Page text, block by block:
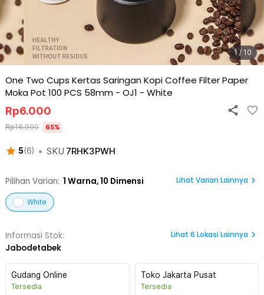
1 / 10
One Two Cups Kertas Saringan Kopi Coffee Filter Paper
Moka Pot 100 PCS 58mm - OJ1 - White
5(6) • SKU 7RHK3PWH
Rp6.000
Rp16.900 65%
Pilihan Varian: 1 Warna,10 Dimensi Lihat Varian Lainnya
White
Informasi Stok:
Jabodetabek
Lihat 6 Lokasi Lainnya
Gudang Online
Tersedia
Toko Jakarta Pusat
Tersedia